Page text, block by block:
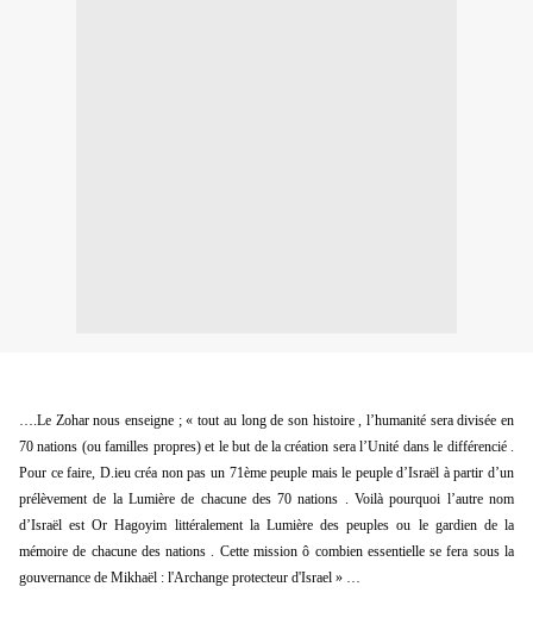
….Le Zohar nous enseigne ; « tout au long de son histoire , l’humanité sera divisée en
70 nations (ou familles propres) et le but de la création sera l’Unité dans le différencié .
Pour ce faire, D.ieu créa non pas un 71ème peuple mais le peuple d’Israël à partir d’un
prélèvement de la Lumière de chacune des 70 nations . Voilà pourquoi l’autre nom
d’Israël est Or Hagoyim littéralement la Lumière des peuples ou le gardien de la
mémoire de chacune des nations . Cette mission ô combien essentielle se fera sous la
gouvernance de Mikhaël : l'Archange protecteur d'Israel » …